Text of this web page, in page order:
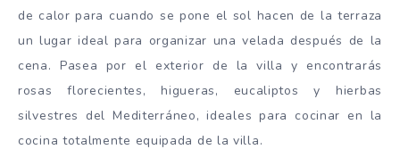
de calor para cuando se pone el sol hacen de la terraza
un lugar ideal para organizar una velada después de la
cena. Pasea por el exterior de la villa y encontrarás
rosas florecientes, higueras, eucaliptos y hierbas
silvestres del Mediterráneo, ideales para cocinar en la
cocina totalmente equipada de la villa.